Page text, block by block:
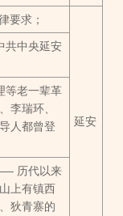
要求；
延安
中央延安
老一辈革
李瑞环、
人都曾登
历代以来
上有镇西
狄青寨的